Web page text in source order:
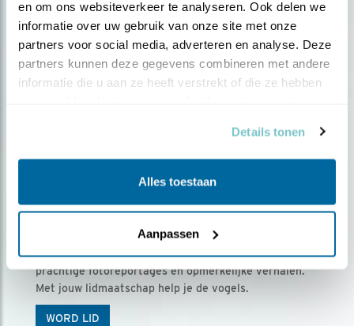
en om ons websiteverkeer te analyseren. Ook delen we
informatie over uw gebruik van onze site met onze
partners voor social media, adverteren en analyse. Deze
partners kunnen deze gegevens combineren met andere
informatie die u aan ze heeft verstrekt of die ze hebben
Details tonen
Alles toestaan
Aanpassen
Ontvang 5 x Vogels voor € 36,00 per jaar
Vogels is het tijdschrift voor onze leden, met
prachtige fotoreportages en opmerkelijke verhalen.
Met jouw lidmaatschap help je de vogels.
WORD LID